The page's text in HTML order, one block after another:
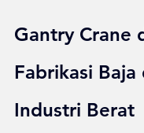
Gantry Crane
Fabrikasi Baja
Industri Berat